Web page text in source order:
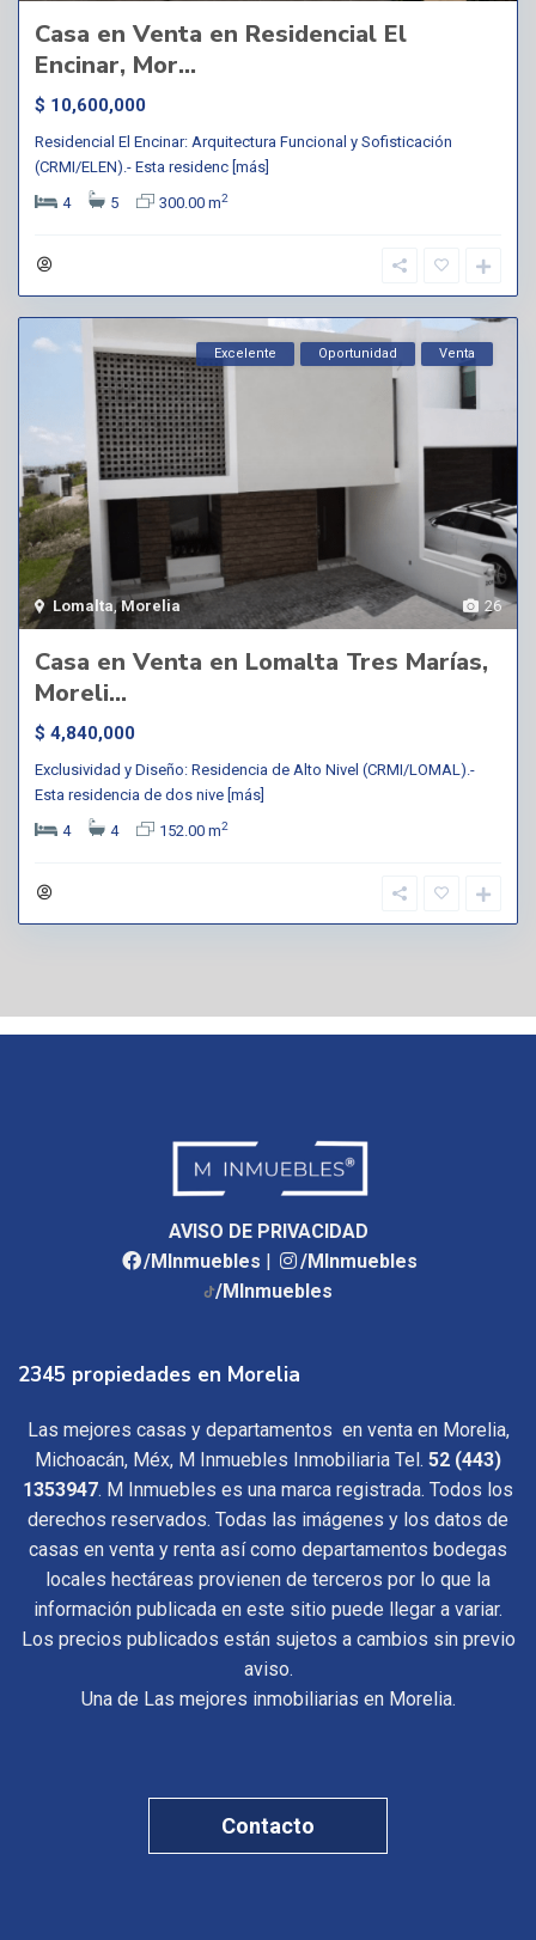
Casa en Venta en Residencial El
Encinar, Mor...
$ 10,600,000
Residencial El Encinar: Arquitectura Funcional y Sofisticación
(CRMI/ELEN).- Esta residenc [más]
4
5 300.00 m2
26
Lomalta ,Morelia
Excelente Oportunidad Venta
Casa en Venta en Lomalta Tres Marías,
Moreli...
$ 4,840,000
Exclusividad y Diseño: Residencia de Alto Nivel (CRMI/LOMAL).-
Esta residencia de dos nive [más]
4
4 152.00 m2
AVISO DE PRIVACIDAD
/MInmuebles |
/MInmuebles
/MInmuebles
2345 propiedades en Morelia
Las mejores casas y departamentos en venta en Morelia,
Michoacán, Méx, M Inmuebles Inmobiliaria Tel. 52 (443)
1353947. M Inmuebles es una marca registrada. Todos los
derechos reservados. Todas las imágenes y los datos de
casas en venta y renta así como departamentos bodegas
locales hectáreas provienen de terceros por lo que la
información publicada en este sitio puede llegar a variar.
Los precios publicados están sujetos a cambios sin previo
aviso.
Una de Las mejores inmobiliarias en Morelia.